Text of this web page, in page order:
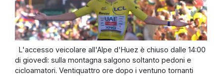
L'accesso veicolare all'Alpe d'Huez è chiuso dalle 14:00
di giovedì: sulla montagna salgono soltanto pedoni e
cicloamatori. Ventiquattro ore dopo i ventuno tornanti